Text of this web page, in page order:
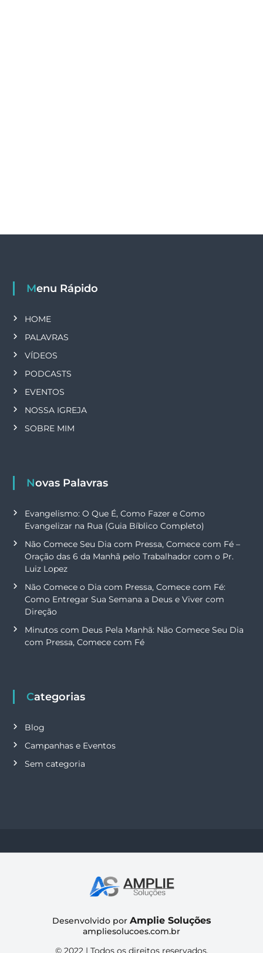
Menu Rápido
HOME
PALAVRAS
VÍDEOS
PODCASTS
EVENTOS
NOSSA IGREJA
SOBRE MIM
Novas Palavras
Evangelismo: O Que É, Como Fazer e Como
Evangelizar na Rua (Guia Bíblico Completo)
Não Comece Seu Dia com Pressa, Comece com Fé –
Oração das 6 da Manhã pelo Trabalhador com o Pr.
Luiz Lopez
Não Comece o Dia com Pressa, Comece com Fé:
Como Entregar Sua Semana a Deus e Viver com
Direção
Minutos com Deus Pela Manhã: Não Comece Seu Dia
com Pressa, Comece com Fé
Categorias
Blog
Campanhas e Eventos
Sem categoria
Desenvolvido por Amplie Soluções
ampliesolucoes.com.br
© 2022 | Todos os direitos reservados.